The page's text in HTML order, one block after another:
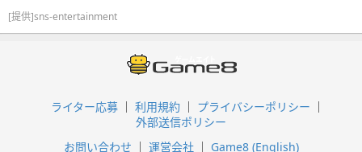
[提供]sns-entertainment
ライター応募 利用規約
プライバシーポリシー
外部送信ポリシー
お問い合わせ
運営会社 Game8 (English)